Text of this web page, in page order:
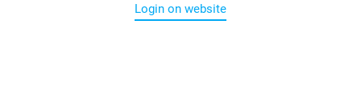
Login on website